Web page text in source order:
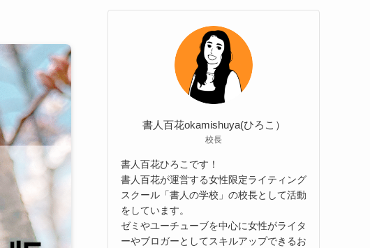
書人百花okamishuya(ひろこ）
校長
書人百花ひろこです！
書人百花が運営する女性限定ライティング
スクール「書人の学校」の校長として活動
をしています。
ゼミやユーチューブを中心に女性がライタ
ーやブロガーとしてスキルアップできるお